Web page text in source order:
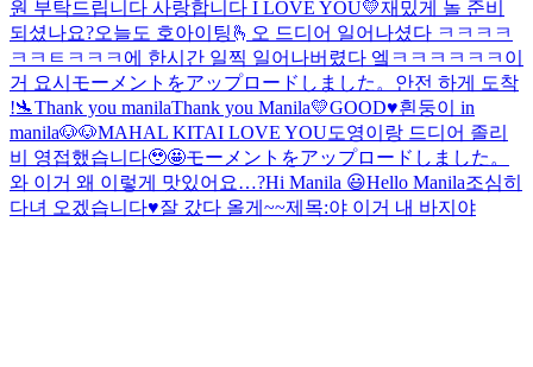
원 부탁드립니다 사랑합니다 I LOVE YOU💛재밌게 놀 준비
되셨나요?오늘도 호아이팅🫰 오 드디어 일어나셨다 ㅋㅋㅋㅋ
ㅋㅋㅌㅋㅋㅋ 에 한시간 일찍 일어나버렸다 엨ㅋㅋㅋㅋㅋㅋ이
거 요시 モーメントをアップロードしました。 안전 하게 도착
!🛬Thank you manilaThank you Manila💛GOOD♥️흰둥이 in
manila🐶🐶MAHAL KITAI LOVE YOU도영이랑 드디어 졸리
비 영접했습니다🥹🤩モーメントをアップロードしました。
와 이거 왜 이렇게 맛있어요…?Hi Manila 😃Hello Manila조심히
다녀 오겠습니다♥️잘 갔다 올게~~제목:야 이거 내 바지야